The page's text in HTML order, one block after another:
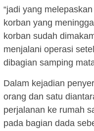
“jadi yang
korban yang
korban sudah
menjalani operasi
dibagian samping
Dalam kejadian
orang dan satu
perjalanan ke rumah
pada bagian dada